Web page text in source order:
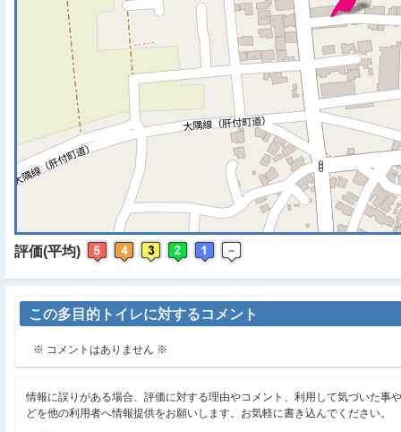
※ マップを検索、表示
評価(平均)
この多目的トイレに対するコメント
※ コメントはありません ※
情報に誤りがある場合、評価に対する理由やコメント、利用して気づいた事
どを他の利用者へ情報提供をお願いします。お気軽に書き込んでください。